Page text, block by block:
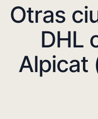
Otras
DHL
Alpicat